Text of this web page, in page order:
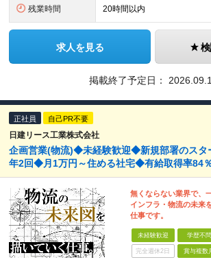
残業時間 20時間以内
求人を見る
掲載終了予定日：
正社員 自己PR不要
日建リース工業株式会社
企画営業(物流)◆未経験歓迎◆新規部署のス
年2回◆月1万円～住める社宅◆有給取得率84
無くならない業界で、
インフラ・物流の未来
仕事です。
未経験歓迎 学歴不問
完全週休2日 賞与複数